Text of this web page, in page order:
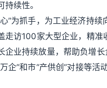
续性。
”为抓手，为工业经济持续
走访100家大型企业，精准
业持续放量，帮助负增长
企”和市“产供创”对接等活